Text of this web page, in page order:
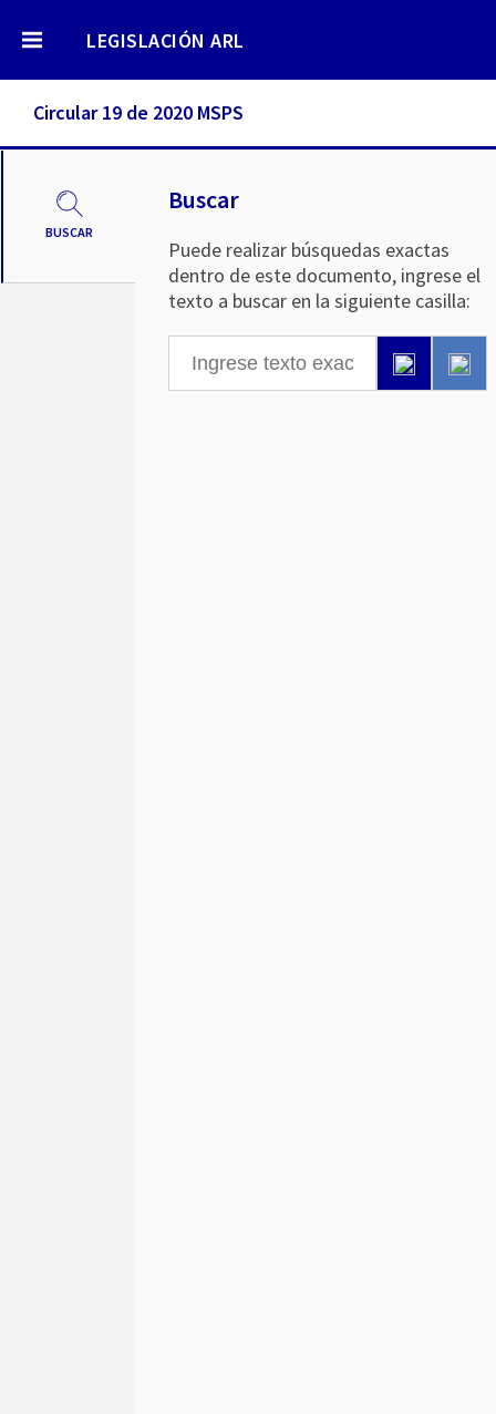
LEGISLACIÓN ARL
Circular 19 de 2020 MSPS
BUSCAR
Buscar
Puede realizar búsquedas exactas
dentro de este documento, ingrese el
texto a buscar en la siguiente casilla: